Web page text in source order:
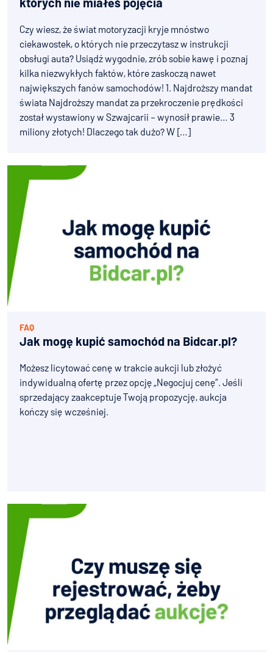
Czy wiesz, że świat motoryzacji kryje mnóstwo
ciekawostek, o których nie przeczytasz w instrukcji
obsługi auta? Usiądź wygodnie, zrób sobie kawę i poznaj
kilka niezwykłych faktów, które zaskoczą nawet
największych fanów samochodów! 1. Najdroższy mandat
świata Najdroższy mandat za przekroczenie prędkości
został wystawiony w Szwajcarii – wynosił prawie… 3
miliony złotych! Dlaczego tak dużo? W […]
FAQ
Jak mogę kupić samochód na Bidcar.pl?
Możesz licytować cenę w trakcie aukcji lub złożyć
indywidualną ofertę przez opcję „Negocjuj cenę”. Jeśli
sprzedający zaakceptuje Twoją propozycję, aukcja
kończy się wcześniej.